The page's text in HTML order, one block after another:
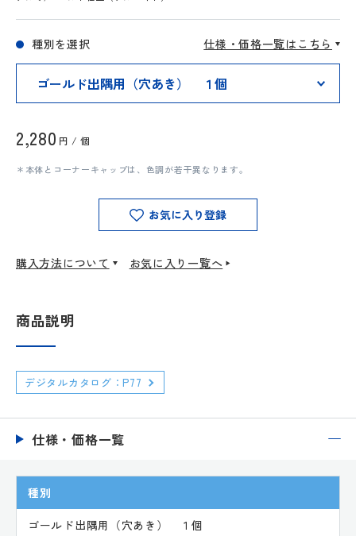
仕様・価格一覧はこちら
種別を選択
2,280 円 / 個
＊本体とコーナーキャップは、色調が若干異なります。
お気に入り登録
購入方法について お気に入り一覧へ
商品説明
デジタルカタログ：P77
仕様・価格一覧
種別
ゴールド出隅用（穴あき） １個